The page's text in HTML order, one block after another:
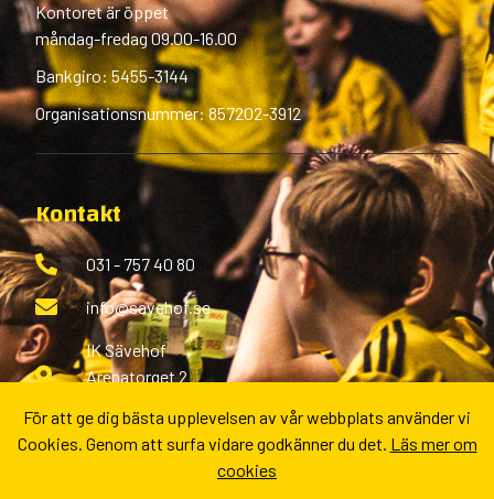
Kontoret är öppet
måndag-fredag 09.00-16.00
Bankgiro: 5455-3144
Organisationsnummer: 857202-3912
Kontakt
031 - 757 40 80
info@savehof.se
IK Sävehof
Arenatorget 2
Fler kontaktvägar
För att ge dig bästa upplevelsen av vår webbplats använder vi
Cookies. Genom att surfa vidare godkänner du det. Läs mer om
cookies